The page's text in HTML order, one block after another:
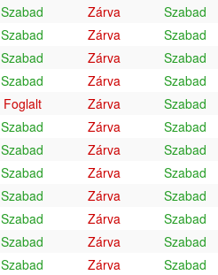
Szabad Zárva
Szabad
Szabad Zárva
Szabad
Szabad Zárva
Szabad
Szabad Zárva
Szabad
Foglalt Zárva
Szabad
Szabad Zárva
Szabad
Szabad Zárva
Szabad
Szabad Zárva
Szabad
Szabad Zárva
Szabad
Szabad Zárva
Szabad
Szabad Zárva
Szabad
Szabad Zárva
Szabad